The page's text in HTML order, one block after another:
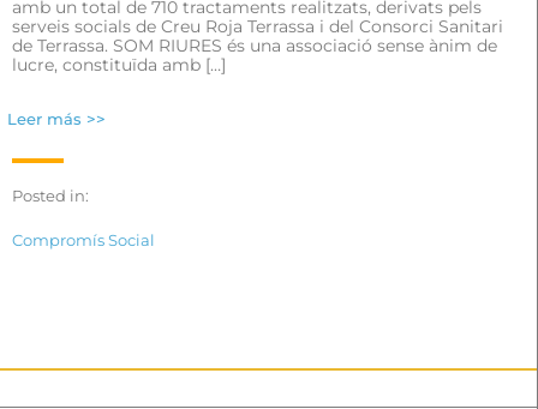
amb un total de 710 tractaments realitzats, derivats pels
serveis socials de Creu Roja Terrassa i del Consorci Sanitari
de Terrassa. SOM RIURES és una associació sense ànim de
lucre, constituïda amb […]
Leer más >>
Posted in:
Compromís Social